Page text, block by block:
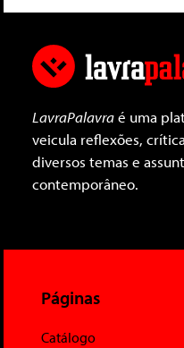
LavraPalavraé uma
veicula reflexões,
diversos temas e
contemporâneo.
Páginas
Catálogo